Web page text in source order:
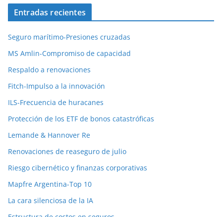
Entradas recientes
Seguro marítimo-Presiones cruzadas
MS Amlin-Compromiso de capacidad
Respaldo a renovaciones
Fitch-Impulso a la innovación
ILS-Frecuencia de huracanes
Protección de los ETF de bonos catastróficas
Lemande & Hannover Re
Renovaciones de reaseguro de julio
Riesgo cibernético y finanzas corporativas
Mapfre Argentina-Top 10
La cara silenciosa de la IA